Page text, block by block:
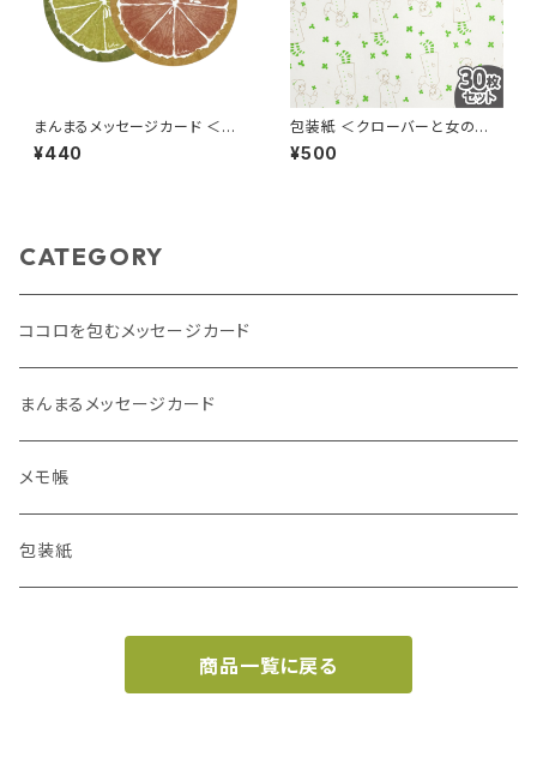
まんまるメッセージカード ＜柑
橘シリーズ・5枚セット＞
¥440
包装紙 ＜クローバーと女の子・
30枚セット＞
¥500
CATEGORY
ココロを包むメッセージカード
まんまるメッセージカード
メモ帳
包装紙
商品一覧に戻る